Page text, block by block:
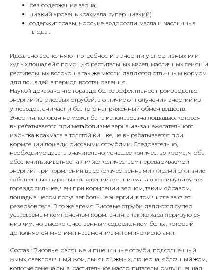
без содержание зерна;
низкий уровень крахмала, супер низкий)
содержит травы, морские водоросли, масла и масличные
плоды.
Идеально восполняют потребности в энергии у спортивных или
худых лошадей с помощью растительных масел, масличных семян и
растительных волокон, а так же мюсли являются отличным кормом
для лошадей в период восстановления.
Наукой доказано что гораздо более эффективное производство
энергии из рисовых отрубей, в отличие от получения энергии из
углеводов, снимает и без того напряженный обмен веществ.
Энергия, которая не может быть использована лошадью, которая
вырабатывается при метаболизме зерна из-за нежелательного
избытка крахмала в толстой кишке, не вырабатывается при
кормлении лошади рисовыми отрубями. Следовательно,
необходимо давать значительно меньшее количество корма, чтобы
обеспечить животное таким же количеством перевариваемой
энергии. При кормлении высококачественными жирами сжигание
собственных жировых отложений организма также стимулируется
гораздо сильнее, чем при кормлении зерном, таким образом,
лошадь в целом получает больше энергии, в том числе за счет
резервов тела. В то же время Рисовые отруби являются супер
усваеваемым компонентом кормления; а так же характеризуются
низким, но высококачественным содержанием белка, который
дополняется многими незаменимыми аминокислотами.
Состав : Рисовые, овсяные и пшеничные отруби, подсолнечный
жмых, свекловичный жом, льняной жмых, люцерна, яблочный жом,
колотые семена льна, растительное масло, питательно улучшенная